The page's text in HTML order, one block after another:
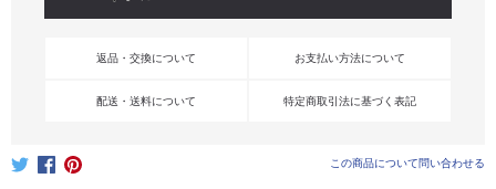
返品・交換について お支払い方法について
配送・送料について 特定商取引法に基づく表記
この商品について問い合わせる